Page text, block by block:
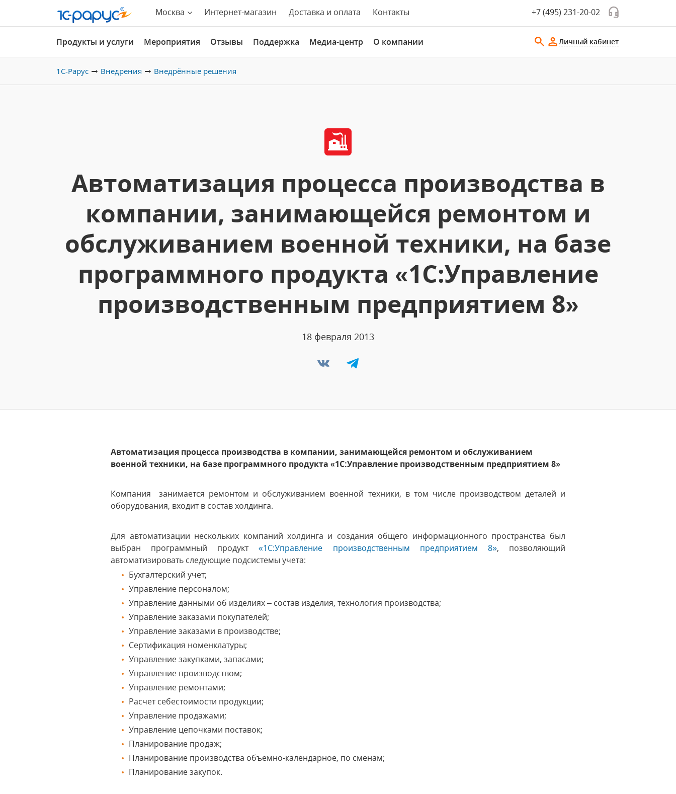
Москва Интернет-магазин Доставка и оплата Контакты +7 (495) 231-20-02
Продукты и услуги Мероприятия Отзывы Поддержка Медиа-центр О компании Личный кабинет
1С-Рарус Внедрения Внедрённые решения
Автоматизация процесса производства в
компании, занимающейся ремонтом и
обслуживанием военной техники, на базе
программного продукта «1С:Управление
производственным предприятием 8»
18 февраля 2013
Автоматизация процесса производства в компании, занимающейся ремонтом и обслуживанием
военной техники, на базе программного продукта «1С:Управление производственным предприятием 8»
Компания занимается ремонтом и обслуживанием военной техники, в том числе производством деталей и
оборудования, входит в состав холдинга.
Для автоматизации нескольких компаний холдинга и создания общего информационного пространства был
выбран программный продукт«1С:Управление производственным предприятием 8», позволяющий
автоматизировать следующие подсистемы учета:
Бухгалтерский учет;
Управление персоналом;
Управление данными об изделиях – состав изделия, технология производства;
Управление заказами покупателей;
Управление заказами в производстве;
Сертификация номенклатуры;
Управление закупками, запасами;
Управление производством;
Управление ремонтами;
Расчет себестоимости продукции;
Управление продажами;
Управление цепочками поставок;
Планирование продаж;
Планирование производства объемно-календарное, по сменам;
Планирование закупок.